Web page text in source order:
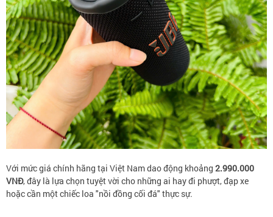
Với mức giá chính hãng tại Việt Nam dao động khoảng 2.990.000
VNĐ, đây là lựa chọn tuyệt vời cho những ai hay đi phượt, đạp xe
hoặc cần một chiếc loa "nồi đồng cối đá" thực sự.